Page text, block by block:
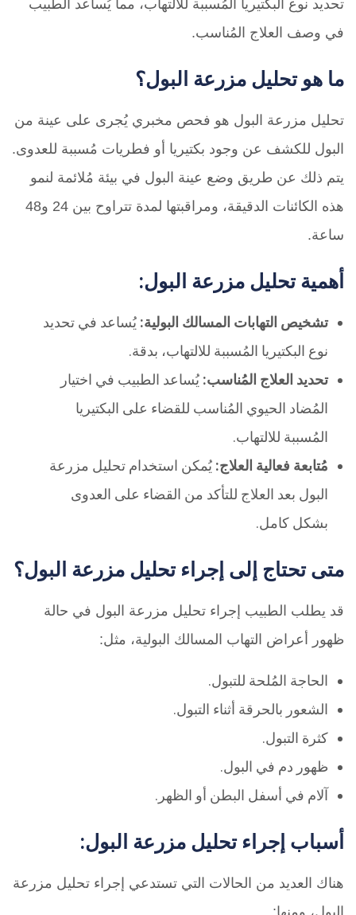
تحديد نوع البكتيريا المُسببة للالتهاب، مما يُساعد الطبيب
في وصف العلاج المُناسب.
ما هو تحليل مزرعة البول؟
تحليل مزرعة البول هو فحص مخبري يُجرى على عينة من
البول للكشف عن وجود بكتيريا أو فطريات مُسببة للعدوى.
يتم ذلك عن طريق وضع عينة البول في بيئة مُلائمة لنمو
هذه الكائنات الدقيقة، ومراقبتها لمدة تتراوح بين 24 و48
ساعة.
أهمية تحليل مزرعة البول:
تشخيص التهابات المسالك البولية: يُساعد في تحديد
نوع البكتيريا المُسببة للالتهاب، بدقة.
تحديد العلاج المُناسب: يُساعد الطبيب في اختيار
المُضاد الحيوي المُناسب للقضاء على البكتيريا
المُسببة للالتهاب.
مُتابعة فعالية العلاج: يُمكن استخدام تحليل مزرعة
البول بعد العلاج للتأكد من القضاء على العدوى
بشكل كامل.
متى تحتاج إلى إجراء تحليل مزرعة البول؟
قد يطلب الطبيب إجراء تحليل مزرعة البول في حالة
ظهور أعراض التهاب المسالك البولية، مثل:
الحاجة المُلحة للتبول.
الشعور بالحرقة أثناء التبول.
كثرة التبول.
ظهور دم في البول.
آلام في أسفل البطن أو الظهر.
أسباب إجراء تحليل مزرعة البول:
هناك العديد من الحالات التي تستدعي إجراء تحليل مزرعة